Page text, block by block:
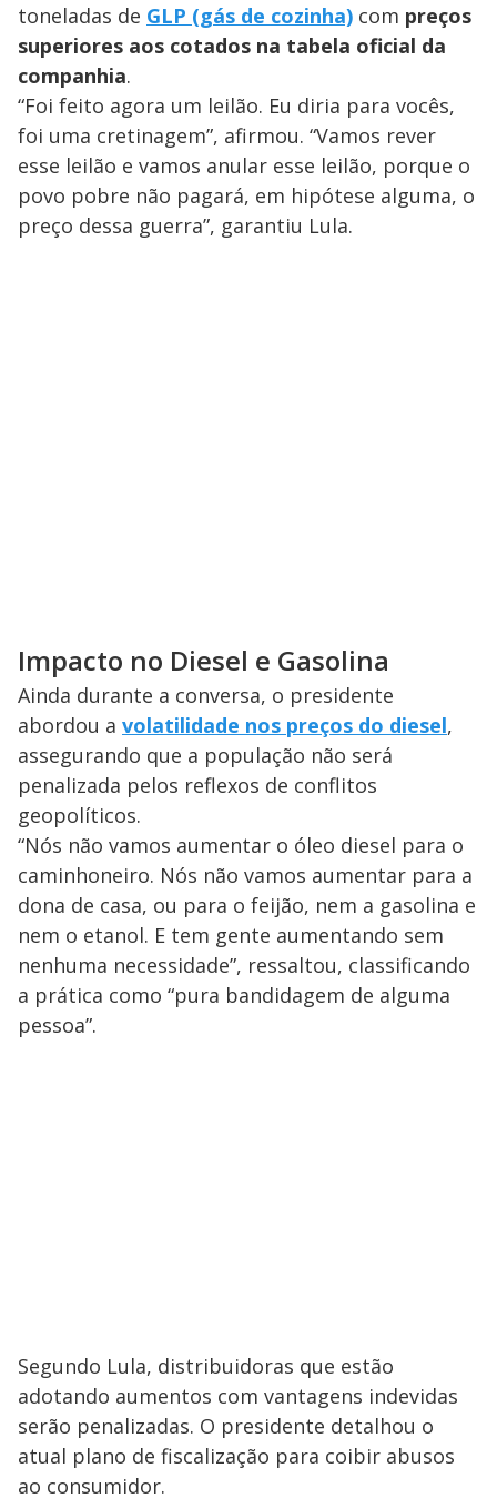
toneladas de GLP (gás de cozinha) com preços
superiores aos cotados na tabela oficial da
companhia.
“Foi feito agora um leilão. Eu diria para vocês,
foi uma cretinagem”, afirmou. “Vamos rever
esse leilão e vamos anular esse leilão, porque o
povo pobre não pagará, em hipótese alguma, o
preço dessa guerra”, garantiu Lula.
Impacto no Diesel e Gasolina
Ainda durante a conversa, o presidente
abordou a volatilidade nos preços do diesel,
assegurando que a população não será
penalizada pelos reflexos de conflitos
geopolíticos.
“Nós não vamos aumentar o óleo diesel para o
caminhoneiro. Nós não vamos aumentar para a
dona de casa, ou para o feijão, nem a gasolina e
nem o etanol. E tem gente aumentando sem
nenhuma necessidade”, ressaltou, classificando
a prática como “pura bandidagem de alguma
pessoa”.
Segundo Lula, distribuidoras que estão
adotando aumentos com vantagens indevidas
serão penalizadas. O presidente detalhou o
atual plano de fiscalização para coibir abusos
ao consumidor.